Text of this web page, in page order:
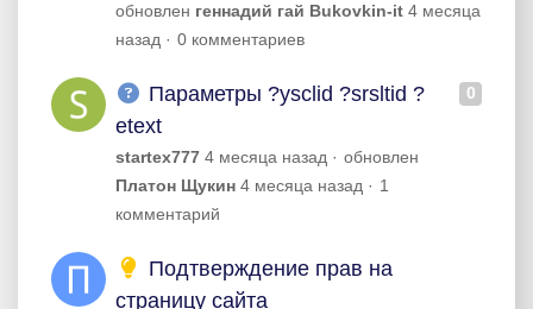
обновлен геннадий гай Bukovkin-it 4 месяца
назад
0 комментариев
0
Параметры ?ysclid ?srsltid ?
etext
startex777 4 месяца назад
обновлен
Платон Щукин 4 месяца назад
1
комментарий
Подтверждение прав на
страницу сайта